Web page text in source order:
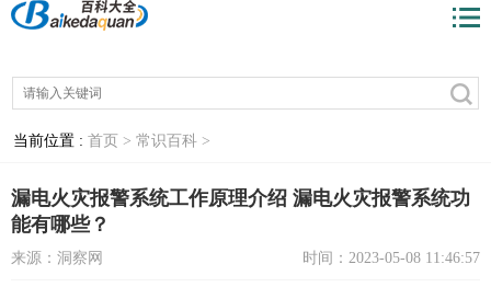
当前位置 : 首页 > 常识百科 >
漏电火灾报警系统工作原理介绍 漏电火灾报警系统功
能有哪些？
来源：洞察网 时间：2023-05-08 11:46:57